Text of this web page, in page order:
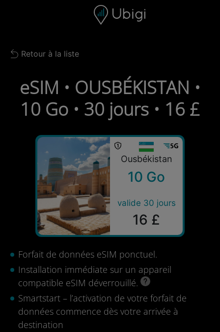
Barre de navigation Bas de page
Back to list
Retour à la liste
eSIM • OUSBÉKISTAN •
10 Go • 30 jours • 16 £
Ousbékistan
10 Go
valide 30 jours
16 £
Forfait de données eSIM ponctuel.
Installation immédiate sur un appareil
compatible eSIM déverrouillé.
Smartstart – l’activation de votre forfait de
données commence dès votre arrivée à
destination